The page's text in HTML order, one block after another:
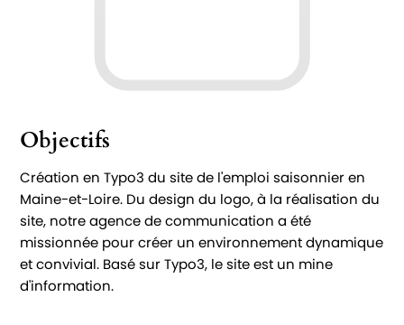
Objectifs
Création en Typo3 du site de l'emploi saisonnier en
Maine-et-Loire. Du design du logo, à la réalisation du
site, notre agence de communication a été
missionnée pour créer un environnement dynamique
et convivial. Basé sur Typo3, le site est un mine
d'information.